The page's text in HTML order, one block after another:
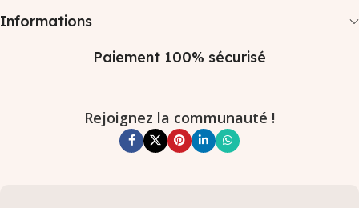
Informations
Paiement 100% sécurisé
Rejoignez la communauté !